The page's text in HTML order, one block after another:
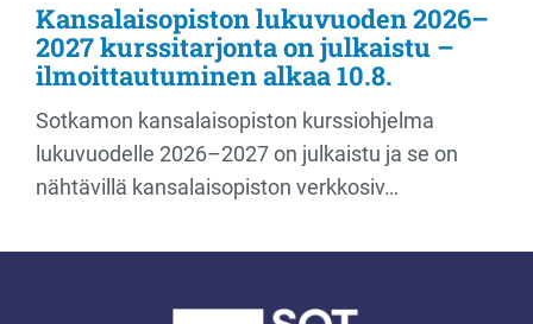
Kansalaisopiston lukuvuoden 2026–
2027 kurssitarjonta on julkaistu –
ilmoittautuminen alkaa 10.8.
Sotkamon kansalaisopiston kurssiohjelma
lukuvuodelle 2026–2027 on julkaistu ja se on
nähtävillä kansalaisopiston verkkosiv…